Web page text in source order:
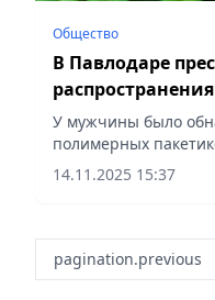
Общество
В Павлодаре
наркотиков
У мужчины было
полимерных
сообщает Vecher.kz.
14.11.2025 15:37
pagination.previous